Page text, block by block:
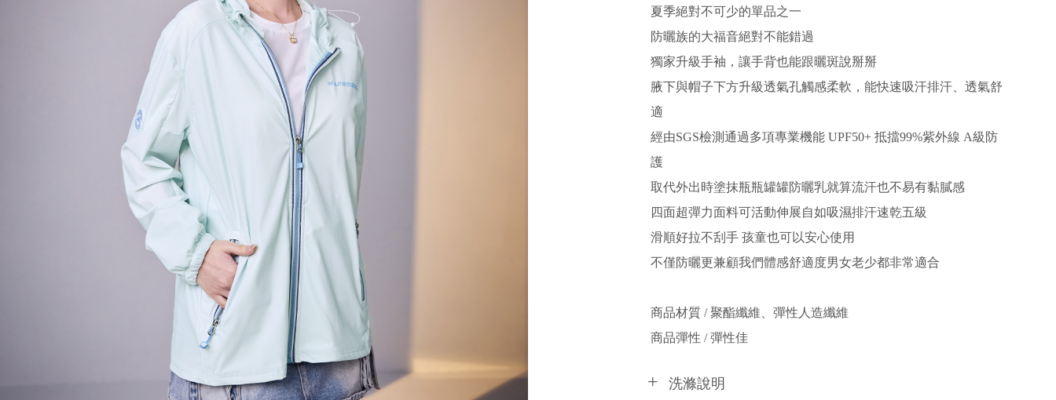
夏季絕對不可少的單品之一
防曬族的大福音絕對不能錯過
獨家升級手袖，讓手背也能跟曬斑說掰掰
腋下與帽子下方升級透氣孔觸感柔軟，能快速吸汗排汗、透氣舒
適
經由SGS檢測通過多項專業機能 UPF50+ 抵擋99%紫外線 A級防
護
取代外出時塗抹瓶瓶罐罐防曬乳就算流汗也不易有黏膩感
四面超彈力面料可活動伸展自如吸濕排汗速乾五級
滑順好拉不刮手 孩童也可以安心使用
不僅防曬更兼顧我們體感舒適度男女老少都非常適合
商品材質 / 聚酯纖維、彈性人造纖維
商品彈性 / 彈性佳
洗滌說明